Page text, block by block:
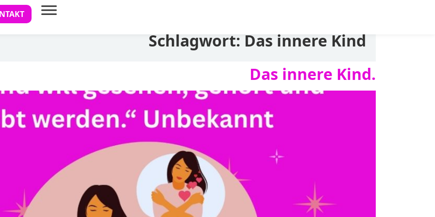
Schlagwort:Das innere Kind
Das innere Kind.